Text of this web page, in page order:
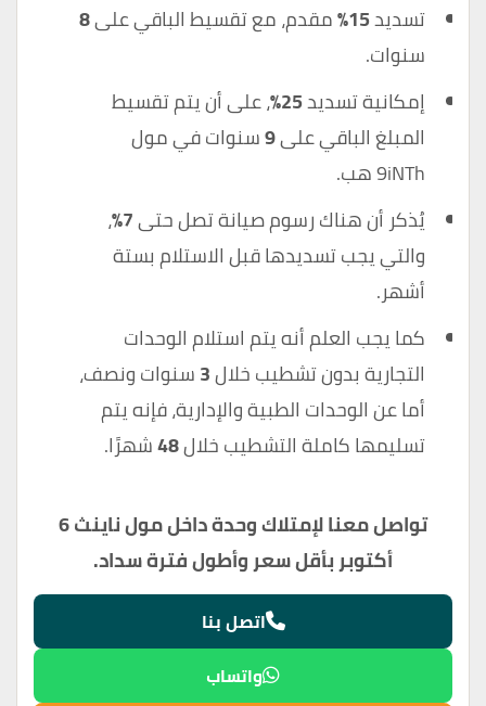
تسديد15% مقدم، مع تقسيط الباقي على8
سنوات.
إمكانية تسديد25% ، على أن يتم تقسيط
المبلغ الباقي على9سنوات في مول
9iNTh هب.
يُذكر أن هناك رسوم صيانة تصل حتى7% ،
والتي يجب تسديدها قبل الاستلام بستة
أشهر.
كما يجب العلم أنه يتم استلام الوحدات
التجارية بدون تشطيب خلال3سنوات ونصف،
أما عن الوحدات الطبية والإدارية، فإنه يتم
تسليمها كاملة التشطيب خلال48شهرًا.
تواصل معنا لإمتلاك وحدة داخل مول ناينث 6
أكتوبر بأقل سعر وأطول فترة سداد.
اتصل بنا
واتساب